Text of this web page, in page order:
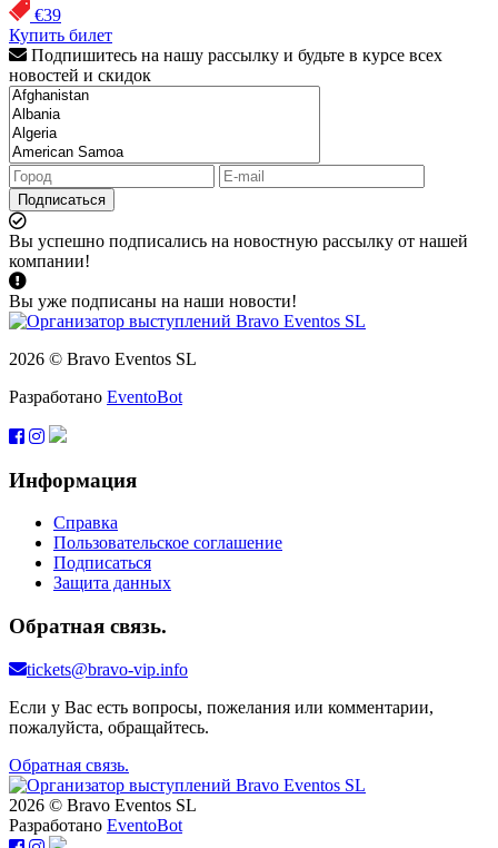
€39
Купить билет
Подпишитесь на нашу рассылку и будьте в курсе всех
новостей и скидок
Подписаться
Вы успешно подписались на новостную рассылку от нашей
компании!
Вы уже подписаны на наши новости!
2026 © Bravo Eventos SL
Разработано EventoBot
Информация
Справка
Пользовательское соглашение
Подписаться
Защита данных
Обратная связь.
tickets@bravo-vip.info
Если у Вас есть вопросы, пожелания или комментарии,
пожалуйста, обращайтесь.
Обратная связь.
2026 © Bravo Eventos SL
Разработано EventoBot